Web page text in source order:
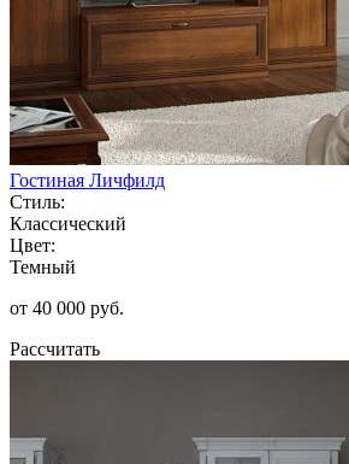
Гостиная Личфилд
Стиль:
Классический
Цвет:
Темный
от 40 000 руб.
Рассчитать